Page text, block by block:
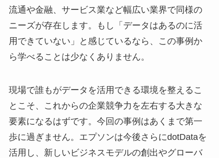
流通や金融、サービス業など幅広い業界で同様の
ニーズが存在します。もし「データはあるのに活
用できていない」と感じているなら、この事例か
ら学べることは少なくありません。
現場で誰もがデータを活用できる環境を整えるこ
とこそ、これからの企業競争力を左右する大きな
要素になるはずです。今回の事例はあくまで第一
歩に過ぎません。エプソンは今後さらにdotDataを
活用し、新しいビジネスモデルの創出やグローバ